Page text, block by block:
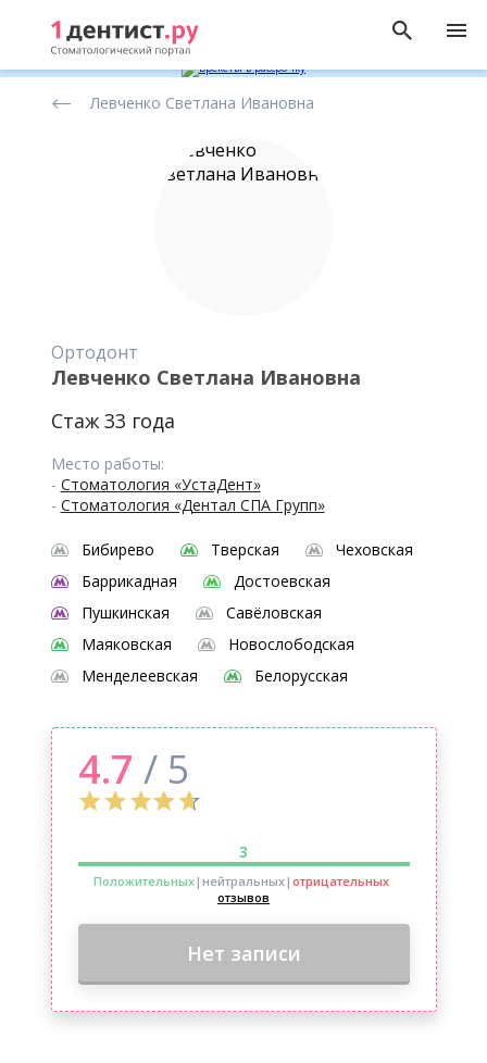
стоматологов
Левченко Светлана Ивановна
Ортодонт
Левченко Светлана Ивановна
Стаж 33 года
Место работы:
- Стоматология «УстаДент»
- Стоматология «Дентал СПА Групп»
Бибирево Тверская
Чеховская
Баррикадная
Достоевская
Пушкинская
Савёловская
Маяковская
Новослободская
Менделеевская
Белорусская
4.7 / 5
3
Положительных|нейтральных| отрицательных
отзывов
Нет записи